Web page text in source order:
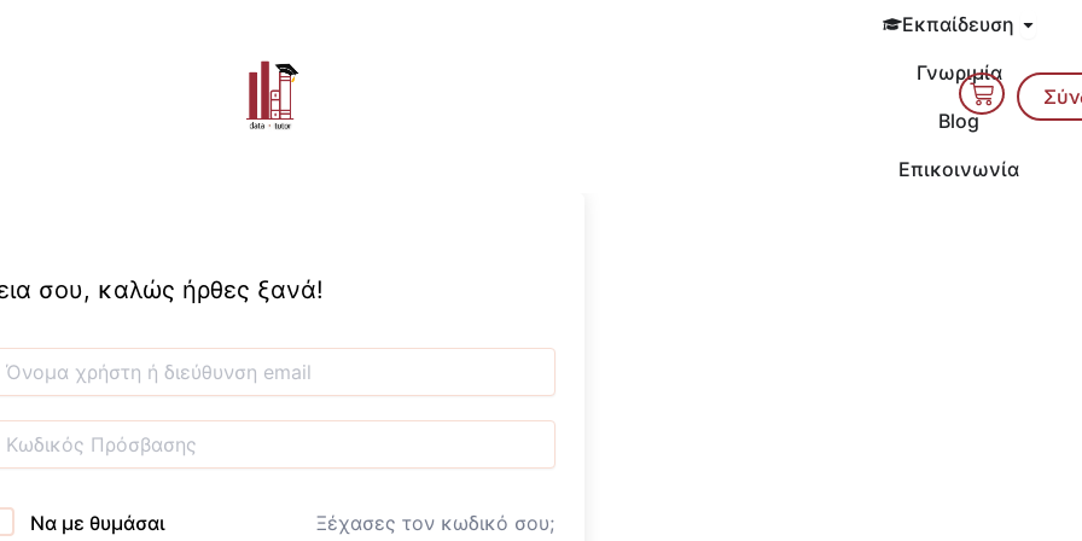
Εκπαίδευση Open
Γνωριμία
Blog
Επικοινωνία
Cart
σου, καλώς ήρθες ξανά!
Να με θυμάσαι Ξέχασες τον κωδικό σου;